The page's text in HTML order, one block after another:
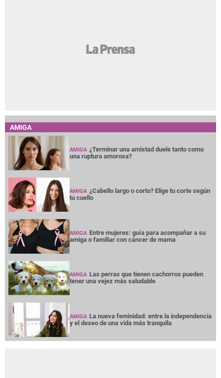
AMIGA
AMIGA ¿Terminar una amistad duele tanto como
una ruptura amorosa?
AMIGA ¿Cabello largo o corto? Elige tu corte según
tu cuello
AMIGA Entre mujeres: guía para acompañar a su
amiga o familiar con cáncer de mama
AMIGA Las perras que tienen cachorros pueden
tener una vejez más saludable
AMIGA La nueva feminidad: entre la independencia
y el deseo de una vida más tranquila